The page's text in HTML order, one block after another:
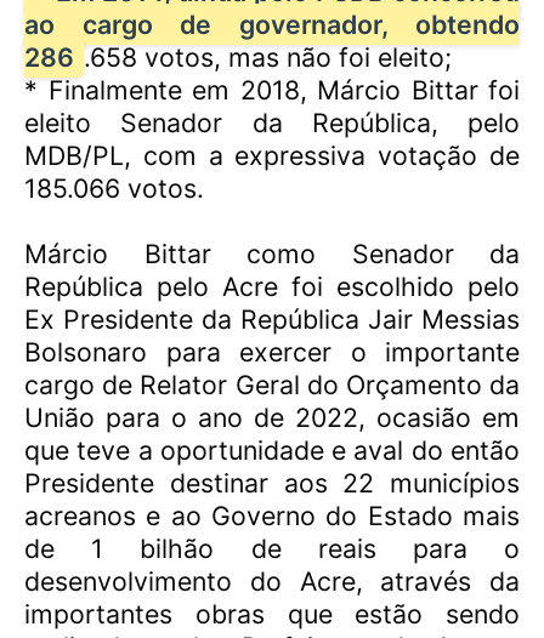
ao cargo de governador, obtendo
286 .658 votos, mas não foi eleito;
* Finalmente em 2018, Márcio Bittar foi
eleito Senador da República, pelo
MDB/PL, com a expressiva votação de
185.066 votos.
Márcio Bittar como Senador da
República pelo Acre foi escolhido pelo
Ex Presidente da República Jair Messias
Bolsonaro para exercer o importante
cargo de Relator Geral do Orçamento da
União para o ano de 2022, ocasião em
que teve a oportunidade e aval do então
Presidente destinar aos 22 municípios
acreanos e ao Governo do Estado mais
de 1 bilhão de reais para o
desenvolvimento do Acre, através da
importantes obras que estão sendo